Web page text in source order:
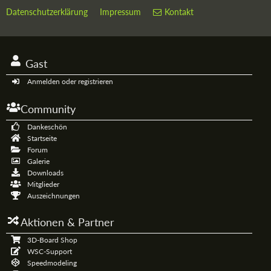
Datenschutzerklärung Impressum Kontakt
Gast
Anmelden oder registrieren
Community
Dankeschön
Startseite
Forum
Galerie
Downloads
Mitglieder
Auszeichnungen
Aktionen & Partner
3D-Board Shop
WSC-Support
Speedmodeling